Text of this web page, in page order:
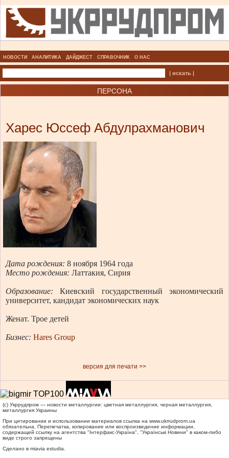
НОВОСТИ АНАЛИТИКА ДАЙДЖЕСТ СПРАВОЧНИК О НАС
| искать |
ПЕРСОНА
Харес Юссеф Абдулрахманович
Дата рождения: 8 ноября 1964 года
Место рождения: Латтакия, Сирия
Образование:Киевский государственный экономический
университет, кандидат экономических наук
Женат. Трое детей
Бизнес: Hares Group
версия для печати >>
(c) Укррудпром — новости металлургии: цветная металлургия, черная металлургия,
металлургия Украины
При цитировании и использовании материалов ссылка на www.ukrrudprom.ua
обязательна. Перепечатка, копирование или воспроизведение информации,
содержащей ссылку на агентства "Iнтерфакс-Україна", "Українськi Новини" в каком-либо
виде строго запрещены
Сделано в miavia estudia.